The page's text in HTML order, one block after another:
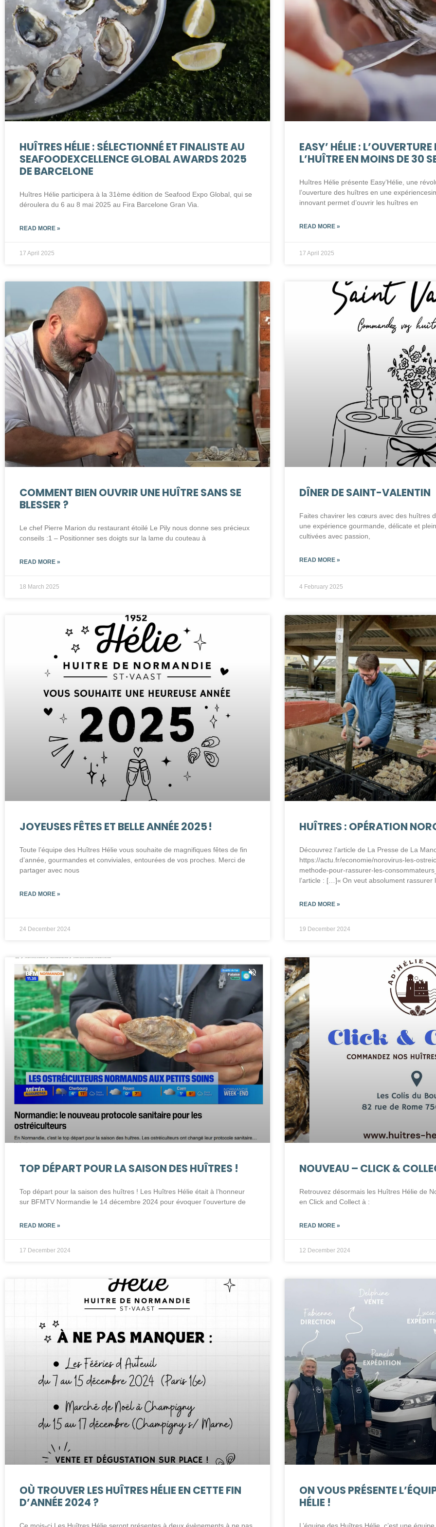
HUÎTRES HÉLIE : SÉLECTIONNÉ ET FINALISTE AU
SEAFOODEXCELLENCE GLOBAL AWARDS 2025
DE BARCELONE
Huîtres Hélie participera à la 31ème édition de Seafood Expo Global, qui se
déroulera du 6 au 8 mai 2025 au Fira Barcelone Gran Via.
READ MORE »
17 April 2025
EASY’ HÉLIE :
L’HUÎTRE EN MOINS DE 30
Huîtres Hélie présente Easy’Hélie, une
l’ouverture des huîtres en une
innovant permet d’ouvrir les huîtres en
READ MORE »
17 April 2025
COMMENT BIEN OUVRIR UNE HUÎTRE SANS SE
BLESSER ?
Le chef Pierre Marion du restaurant étoilé Le Pily nous donne ses précieux
conseils :1 – Positionner ses doigts sur la lame du couteau à
READ MORE »
18 March 2025
DÎNER DE SAINT-VALENTIN
Faites chavirer les cœurs avec des huîtres
une expérience gourmande, délicate et
cultivées avec passion,
READ MORE »
4 February 2025
JOYEUSES FÊTES ET BELLE ANNÉE 2025 !
Toute l’équipe des Huîtres Hélie vous souhaite de magnifiques fêtes de fin
d’année, gourmandes et conviviales, entourées de vos proches. Merci de
partager avec nous
READ MORE »
24 December 2024
HUÎTRES : OPÉRATION
Découvrez l’article de La Presse de La
https://actu.fr/economie/norovirus-les-
methode-pour-rassurer-les-
l’article : […]« On veut absolument rassurer
READ MORE »
19 December 2024
TOP DÉPART POUR LA SAISON DES HUÎTRES !
Top départ pour la saison des huîtres ! Les Huîtres Hélie était à l’honneur
sur BFMTV Normandie le 14 décembre 2024 pour évoquer l’ouverture de
READ MORE »
17 December 2024
NOUVEAU – CLICK &
Retrouvez désormais les Huîtres Hélie de
en Click and Collect à :
READ MORE »
12 December 2024
OÙ TROUVER LES HUÎTRES HÉLIE EN CETTE FIN
D’ANNÉE 2024 ?
ON VOUS PRÉSENTE
HÉLIE !